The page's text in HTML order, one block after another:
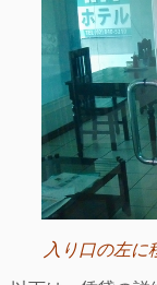
入り口の左に